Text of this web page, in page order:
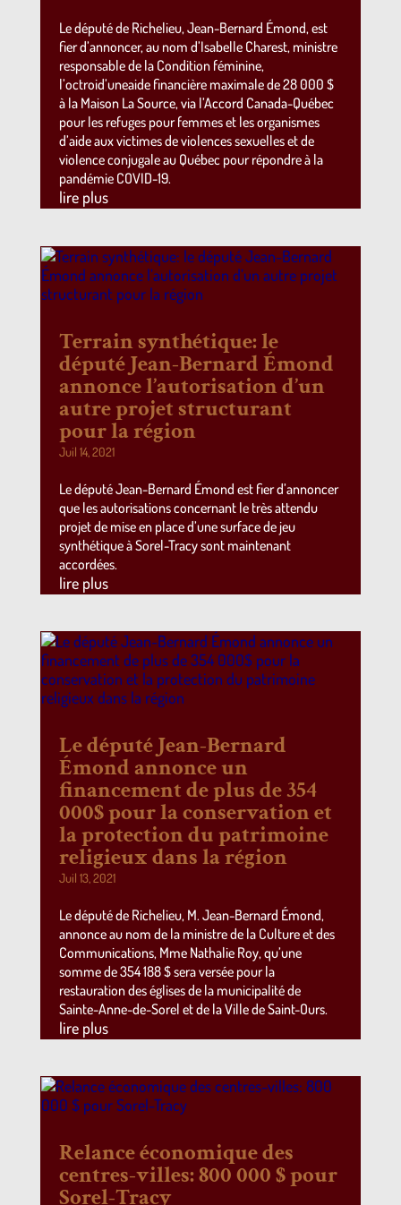
Le député de Richelieu, Jean-Bernard Émond, est
fier d’annoncer, au nom d’Isabelle Charest, ministre
responsable de la Condition féminine,
l’octroid’uneaide financière maximale de 28 000 $
à la Maison La Source, via l’Accord Canada-Québec
pour les refuges pour femmes et les organismes
d’aide aux victimes de violences sexuelles et de
violence conjugale au Québec pour répondre à la
pandémie COVID-19.
lire plus
Terrain synthétique: le
député Jean-Bernard Émond
annonce l’autorisation d’un
autre projet structurant
pour la région
Juil 14, 2021
Le député Jean-Bernard Émond est fier d’annoncer
que les autorisations concernant le très attendu
projet de mise en place d’une surface de jeu
synthétique à Sorel-Tracy sont maintenant
accordées.
lire plus
Le député Jean-Bernard
Émond annonce un
financement de plus de 354
000$ pour la conservation et
la protection du patrimoine
religieux dans la région
Juil 13, 2021
Le député de Richelieu, M. Jean-Bernard Émond,
annonce au nom de la ministre de la Culture et des
Communications, Mme Nathalie Roy, qu’une
somme de 354 188 $ sera versée pour la
restauration des églises de la municipalité de
Sainte-Anne-de-Sorel et de la Ville de Saint-Ours.
lire plus
Relance économique des
centres-villes: 800 000 $ pour
Sorel-Tracy